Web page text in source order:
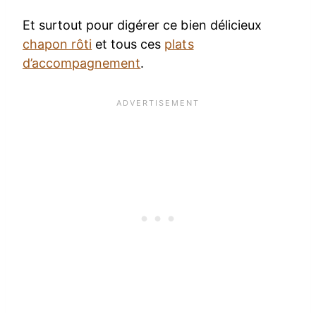
Et surtout pour digérer ce bien délicieux
chapon rôti et tous ces plats
d’accompagnement.